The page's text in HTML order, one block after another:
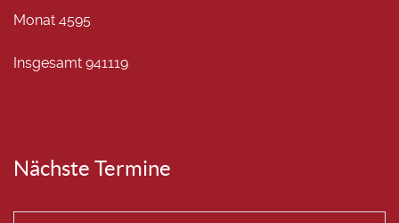
Monat 4595
Insgesamt 941119
Nächste Termine